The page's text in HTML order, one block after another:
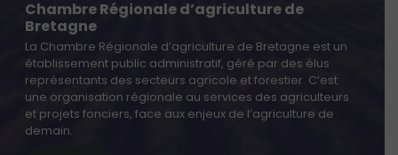
Chambre Régionale d’agriculture de
Bretagne
La Chambre Régionale d’agriculture de Bretagne est un
établissement public administratif, géré par des élus
représentants des secteurs agricole et forestier. C’est
une organisation régionale au services des agriculteurs
et projets fonciers, face aux enjeux de l’agriculture de
demain.